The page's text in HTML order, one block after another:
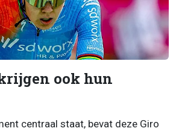
ook hun
centraal staat, bevat deze Giro